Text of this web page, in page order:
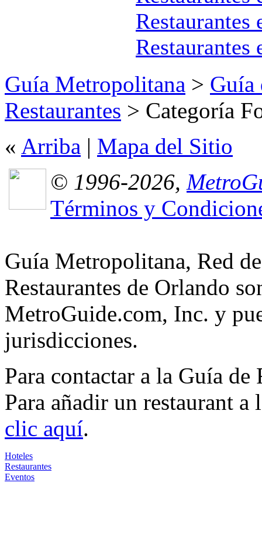
Restaurantes
Guía Metropolitana > Guía
Restaurantes > Categoría
« Arriba | Mapa del Sitio
© 1996-2026,
Términos y
Guía Metropolitana, Red
Restaurantes de Orlando
MetroGuide.com, Inc. y
jurisdicciones.
Para contactar a la Guía de
Para añadir un restaurant
clic aquí.
Hoteles
Restaurantes
Eventos